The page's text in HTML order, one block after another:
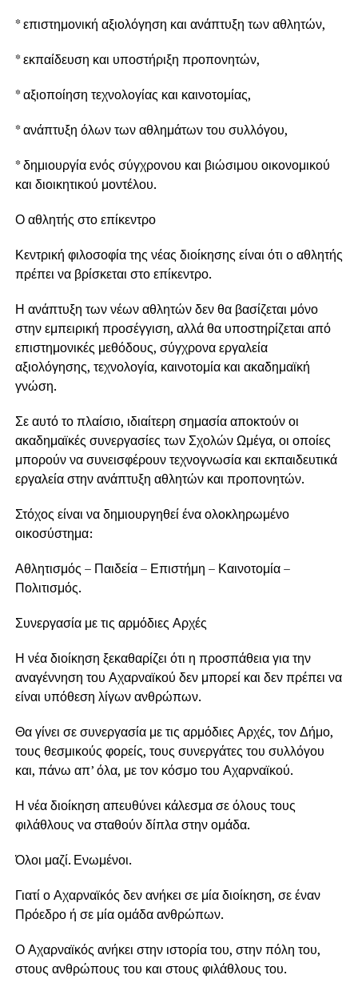
* επιστημονική αξιολόγηση και ανάπτυξη των αθλητών,
* εκπαίδευση και υποστήριξη προπονητών,
* αξιοποίηση τεχνολογίας και καινοτομίας,
* ανάπτυξη όλων των αθλημάτων του συλλόγου,
* δημιουργία ενός σύγχρονου και βιώσιμου οικονομικού
και διοικητικού μοντέλου.
Ο αθλητής στο επίκεντρο
Κεντρική φιλοσοφία της νέας διοίκησης είναι ότι ο αθλητής
πρέπει να βρίσκεται στο επίκεντρο.
Η ανάπτυξη των νέων αθλητών δεν θα βασίζεται μόνο
στην εμπειρική προσέγγιση, αλλά θα υποστηρίζεται από
επιστημονικές μεθόδους, σύγχρονα εργαλεία
αξιολόγησης, τεχνολογία, καινοτομία και ακαδημαϊκή
γνώση.
Σε αυτό το πλαίσιο, ιδιαίτερη σημασία αποκτούν οι
ακαδημαϊκές συνεργασίες των Σχολών Ωμέγα, οι οποίες
μπορούν να συνεισφέρουν τεχνογνωσία και εκπαιδευτικά
εργαλεία στην ανάπτυξη αθλητών και προπονητών.
Στόχος είναι να δημιουργηθεί ένα ολοκληρωμένο
οικοσύστημα:
Αθλητισμός – Παιδεία – Επιστήμη – Καινοτομία –
Πολιτισμός.
Συνεργασία με τις αρμόδιες Αρχές
Η νέα διοίκηση ξεκαθαρίζει ότι η προσπάθεια για την
αναγέννηση του Αχαρναϊκού δεν μπορεί και δεν πρέπει να
είναι υπόθεση λίγων ανθρώπων.
Θα γίνει σε συνεργασία με τις αρμόδιες Αρχές, τον Δήμο,
τους θεσμικούς φορείς, τους συνεργάτες του συλλόγου
και, πάνω απ’ όλα, με τον κόσμο του Αχαρναϊκού.
Η νέα διοίκηση απευθύνει κάλεσμα σε όλους τους
φιλάθλους να σταθούν δίπλα στην ομάδα.
Όλοι μαζί. Ενωμένοι.
Γιατί ο Αχαρναϊκός δεν ανήκει σε μία διοίκηση, σε έναν
Πρόεδρο ή σε μία ομάδα ανθρώπων.
Ο Αχαρναϊκός ανήκει στην ιστορία του, στην πόλη του,
στους ανθρώπους του και στους φιλάθλους του.